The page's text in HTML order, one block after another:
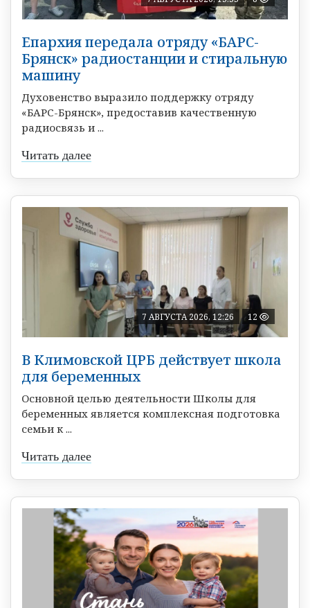
Епархия передала отряду «БАРС-
Брянск» радиостанции и стиральную
машину
Духовенство выразило поддержку отряду
«БАРС-Брянск», предоставив качественную
радиосвязь и ...
Читать далее
7 АВГУСТА 2026, 12:26 12
В Климовской ЦРБ действует школа
для беременных
Основной целью деятельности Школы для
беременных является комплексная подготовка
семьи к ...
Читать далее